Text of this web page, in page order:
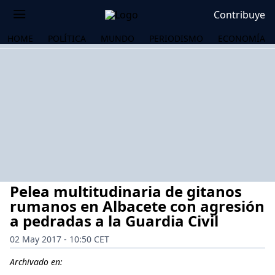
Contribuye
HOME POLÍTICA MUNDO PERIODISMO ECONOMÍA
Pelea multitudinaria de gitanos
rumanos en Albacete con agresión
a pedradas a la Guardia Civil
02 May 2017 - 10:50 CET
Archivado en: